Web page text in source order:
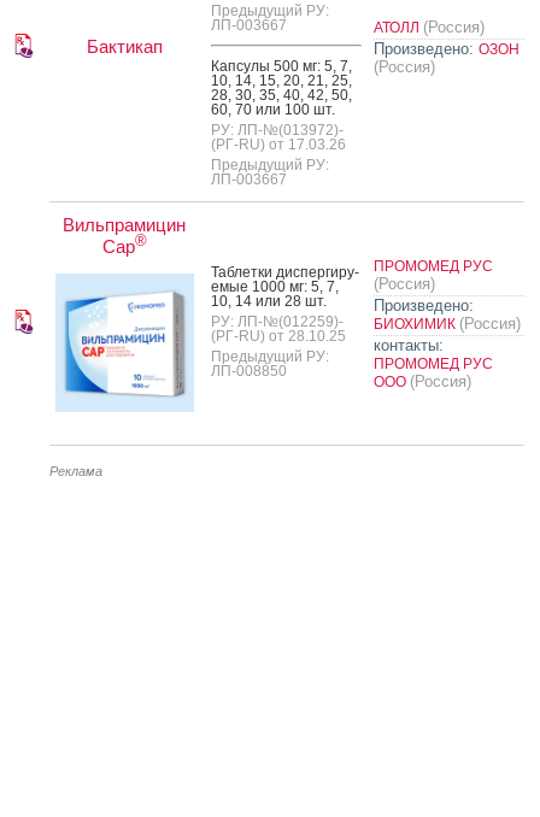
Бактикап
Предыдущий РУ:
ЛП-003667
Кап­су­лы 500 мг: 5, 7,
10, 14, 15, 20, 21, 25,
28, 30, 35, 40, 42, 50,
60, 70 или 100 шт.
РУ: ЛП-№(013972)-
(РГ-RU) от 17.03.26
Предыдущий РУ:
ЛП-003667
АТОЛЛ (Россия)
Произведено: ОЗОН
(Россия)
Вильпрамицин
Cap®
Таб­летки дис­перги­ру­
емые 1000 мг: 5, 7,
10, 14 или 28 шт.
РУ: ЛП-№(012259)-
(РГ-RU) от 28.10.25
Предыдущий РУ:
ЛП-008850
ПРОМОМЕД РУС
(Россия)
Произведено:
БИОХИМИК (Россия)
контакты:
ПРОМОМЕД РУС
ООО (Россия)
Реклама